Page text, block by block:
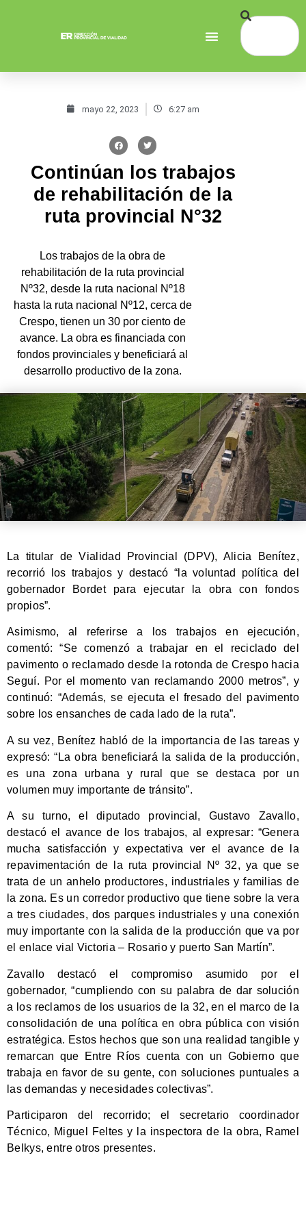
mayo 22, 2023 6:27 am
Continúan los trabajos
de rehabilitación de la
ruta provincial N°32
Los trabajos de la obra de
rehabilitación de la ruta provincial
Nº32, desde la ruta nacional Nº18
hasta la ruta nacional Nº12, cerca de
Crespo, tienen un 30 por ciento de
avance. La obra es financiada con
fondos provinciales y beneficiará al
desarrollo productivo de la zona.
La titular de Vialidad Provincial (DPV), Alicia Benítez,
recorrió los trabajos y destacó “la voluntad política del
gobernador Bordet para ejecutar la obra con fondos
propios”.
Asimismo, al referirse a los trabajos en ejecución,
comentó: “Se comenzó a trabajar en el reciclado del
pavimento o reclamado desde la rotonda de Crespo hacia
Seguí. Por el momento van reclamando 2000 metros”, y
continuó: “Además, se ejecuta el fresado del pavimento
sobre los ensanches de cada lado de la ruta”.
A su vez, Benítez habló de la importancia de las tareas y
expresó: “La obra beneficiará la salida de la producción,
es una zona urbana y rural que se destaca por un
volumen muy importante de tránsito”.
A su turno, el diputado provincial, Gustavo Zavallo,
destacó el avance de los trabajos, al expresar: “Genera
mucha satisfacción y expectativa ver el avance de la
repavimentación de la ruta provincial Nº 32, ya que se
trata de un anhelo productores, industriales y familias de
la zona. Es un corredor productivo que tiene sobre la vera
a tres ciudades, dos parques industriales y una conexión
muy importante con la salida de la producción que va por
el enlace vial Victoria – Rosario y puerto San Martín”.
Zavallo destacó el compromiso asumido por el
gobernador, “cumpliendo con su palabra de dar solución
a los reclamos de los usuarios de la 32, en el marco de la
consolidación de una política en obra pública con visión
estratégica. Estos hechos que son una realidad tangible y
remarcan que Entre Ríos cuenta con un Gobierno que
trabaja en favor de su gente, con soluciones puntuales a
las demandas y necesidades colectivas”.
Participaron del recorrido; el secretario coordinador
Técnico, Miguel Feltes y la inspectora de la obra, Ramel
Belkys, entre otros presentes.